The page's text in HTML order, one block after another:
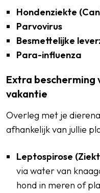
Hondenziekte
Parvovirus
Besmettelijke
Para-influenza
Extra bescherming
vakantie
Overleg met je
afhankelijk van jullie
Leptospirose
via water van
hond in meren of